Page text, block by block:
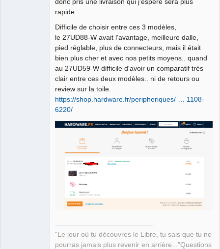
rapide..
Difficile de choisir entre ces 3 modèles,
le 27UD88-W avait l'avantage, meilleure dalle,
pied réglable, plus de connecteurs, mais il était
bien plus cher et avec nos petits moyens.. quand
au 27UD59-W difficile d'avoir un comparatif très
clair entre ces deux modèles.. ni de retours ou
review sur la toile.
https://shop.hardware.fr/peripheriques/ … 1108-
6220/
"Le jour où tu découvres le Libre, tu sais que tu ne
pourras jamais plus revenir en arrière..."Questions